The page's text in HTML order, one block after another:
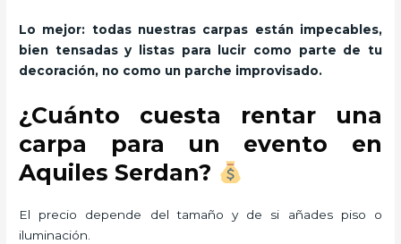
Lo mejor: todas nuestras carpas están impecables,
bien tensadas y listas para lucir como parte de tu
decoración, no como un parche improvisado.
¿Cuánto cuesta rentar una
carpa para un evento en
Aquiles Serdan?
El precio depende del tamaño y de si añades piso o
iluminación.